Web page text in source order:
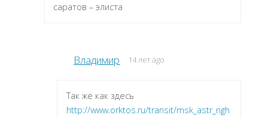
саратов – элиста
Владимир 14 лет ago
Так же как здесь
http://www.orktos.ru/transit/msk_astr_righ